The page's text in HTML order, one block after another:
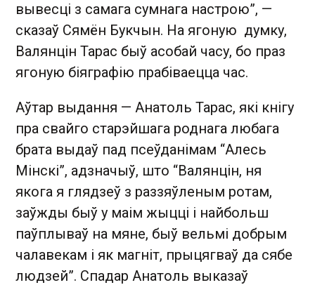
вывесці з самага сумнага настрою”, —
сказаў Сямён Букчын. На ягоную думку,
Валянцін Тарас быў асобай часу, бо праз
ягоную біяграфію прабіваецца час.
Аўтар выдання — Анатоль Тарас, які кнігу
пра свайго старэйшага роднага любага
брата выдаў пад псеўданімам “Алесь
Мінскі”, адзначыў, што “Валянцін, ня
якога я глядзеў з раззяўленым ротам,
заўжды быў у маім жыцці і найбольш
паўплываў на мяне, быў вельмі добрым
чалавекам і як магніт, прыцягваў да сябе
людзей”. Спадар Анатоль выказаў